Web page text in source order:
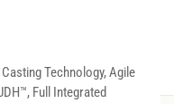
Technology, Agile
Full Integrated